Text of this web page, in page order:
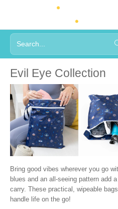
Evil Eye Collection
Bring good vibes wherever you go
blues and an all-seeing pattern add
carry. These practical, wipeable
handle life on the go!